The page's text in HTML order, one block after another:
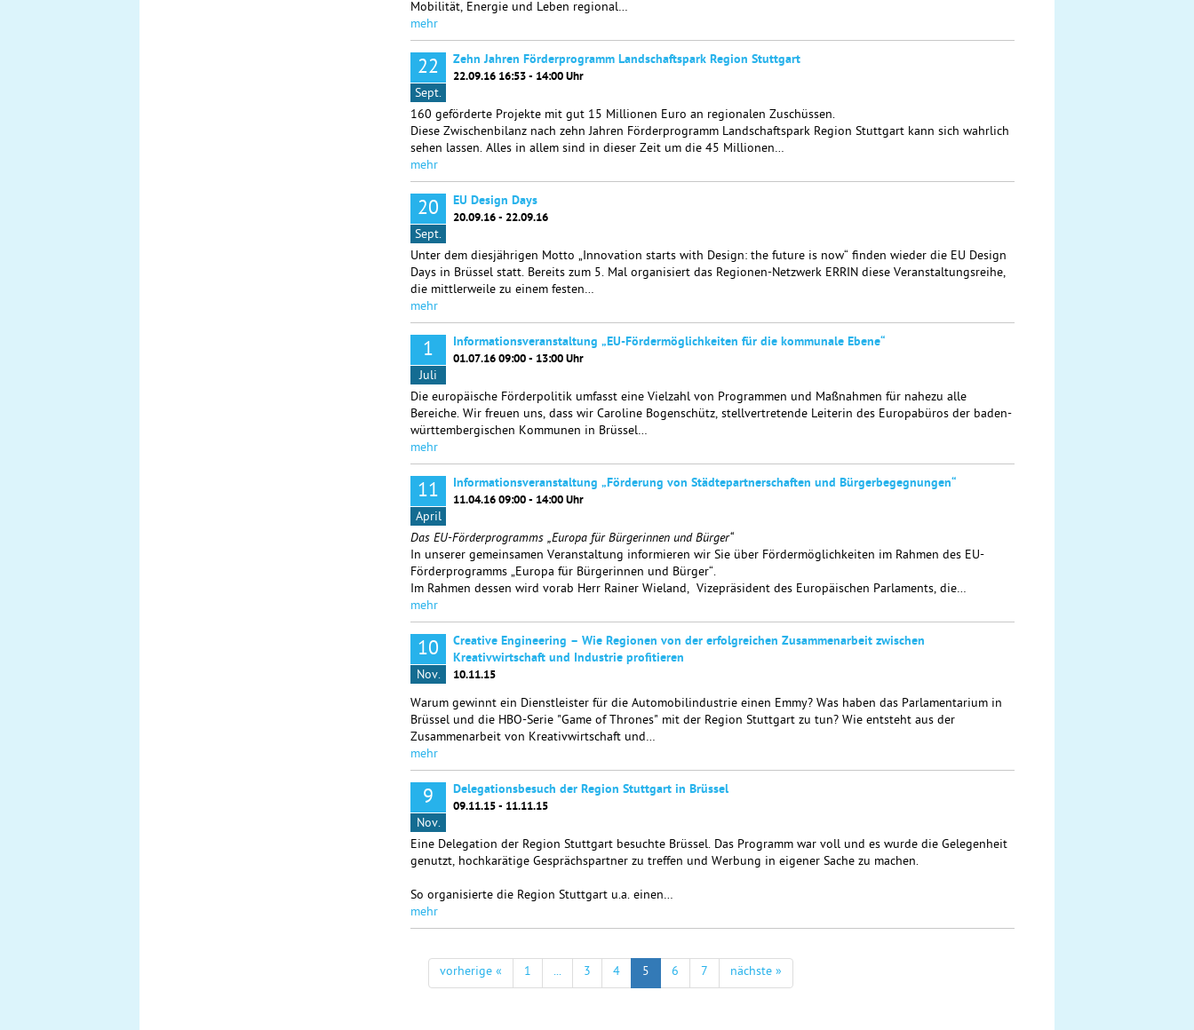
Mobilität, Energie und Leben regional…
mehr
22
Sept.
Zehn Jahren Förderprogramm Landschaftspark Region Stuttgart
22.09.16 16:53 - 14:00 Uhr
160 geförderte Projekte mit gut 15 Millionen Euro an regionalen Zuschüssen.
Diese Zwischenbilanz nach zehn Jahren Förderprogramm Landschaftspark Region Stuttgart kann sich wahrlich
sehen lassen. Alles in allem sind in dieser Zeit um die 45 Millionen…
mehr
20
Sept.
EU Design Days
20.09.16 - 22.09.16
Unter dem diesjährigen Motto „Innovation starts with Design: the future is now“ finden wieder die EU Design
Days in Brüssel statt. Bereits zum 5. Mal organisiert das Regionen-Netzwerk ERRIN diese Veranstaltungsreihe,
die mittlerweile zu einem festen…
mehr
1
Juli
Informationsveranstaltung „EU-Fördermöglichkeiten für die kommunale Ebene“
01.07.16 09:00 - 13:00 Uhr
Die europäische Förderpolitik umfasst eine Vielzahl von Programmen und Maßnahmen für nahezu alle
Bereiche. Wir freuen uns, dass wir Caroline Bogenschütz, stellvertretende Leiterin des Europabüros der baden-
württembergischen Kommunen in Brüssel…
mehr
11
April
Informationsveranstaltung „Förderung von Städtepartnerschaften und Bürgerbegegnungen“
11.04.16 09:00 - 14:00 Uhr
Das EU-Förderprogramms „Europa für Bürgerinnen und Bürger“
In unserer gemeinsamen Veranstaltung informieren wir Sie über Fördermöglichkeiten im Rahmen des EU-
Förderprogramms „Europa für Bürgerinnen und Bürger“.
Im Rahmen dessen wird vorab Herr Rainer Wieland, Vizepräsident des Europäischen Parlaments, die…
mehr
10
Nov.
Creative Engineering – Wie Regionen von der erfolgreichen Zusammenarbeit zwischen
Kreativwirtschaft und Industrie profitieren
10.11.15
Warum gewinnt ein Dienstleister für die Automobilindustrie einen Emmy? Was haben das Parlamentarium in
Brüssel und die HBO-Serie "Game of Thrones" mit der Region Stuttgart zu tun? Wie entsteht aus der
Zusammenarbeit von Kreativwirtschaft und…
mehr
9
Nov.
Delegationsbesuch der Region Stuttgart in Brüssel
09.11.15 - 11.11.15
Eine Delegation der Region Stuttgart besuchte Brüssel. Das Programm war voll und es wurde die Gelegenheit
genutzt, hochkarätige Gesprächspartner zu treffen und Werbung in eigener Sache zu machen.
So organisierte die Region Stuttgart u.a. einen…
mehr
vorherige « 1 ... 3 4 5 6 7 nächste »